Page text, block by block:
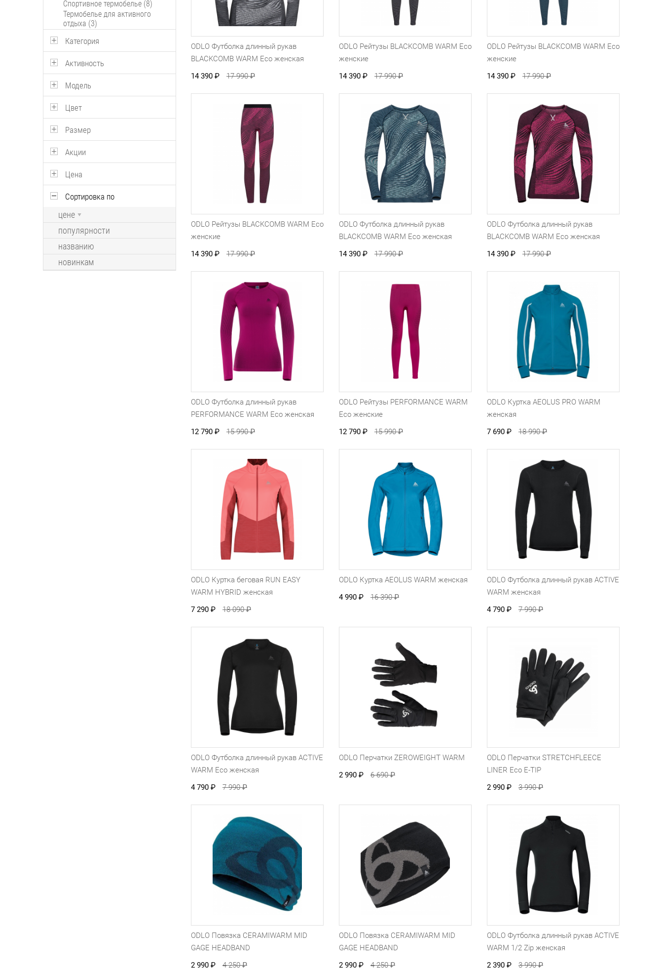
Спортивное термобелье (8)
Термобелье для активного
отдыха (3)
Категория
Активность
Модель
Цвет
Размер
Акции
Цена
Сортировка по
цене
популярности
названию
новинкам
ODLO Футболка длинный рукав
BLACKCOMB WARM Eco женская
14 390 ₽ 17 990₽
ODLO Рейтузы BLACKCOMB WARM Eco
женские
14 390 ₽ 17 990₽
ODLO Рейтузы BLACKCOMB WARM Eco
женские
14 390 ₽ 17 990₽
ODLO Рейтузы BLACKCOMB WARM Eco
женские
14 390 ₽ 17 990₽
ODLO Футболка длинный рукав
BLACKCOMB WARM Eco женская
14 390 ₽ 17 990₽
ODLO Футболка длинный рукав
BLACKCOMB WARM Eco женская
14 390 ₽ 17 990₽
ODLO Футболка длинный рукав
PERFORMANCE WARM Eco женская
12 790 ₽ 15 990₽
ODLO Рейтузы PERFORMANCE WARM
Eco женские
12 790 ₽ 15 990₽
ODLO Куртка AEOLUS PRO WARM
женская
7 690 ₽ 18 990₽
ODLO Куртка беговая RUN EASY
WARM HYBRID женская
7 290 ₽ 18 090₽
ODLO Куртка AEOLUS WARM женская
4 990 ₽ 16 390₽
ODLO Футболка длинный рукав ACTIVE
WARM женская
4 790 ₽ 7 990₽
ODLO Футболка длинный рукав ACTIVE
WARM Eco женская
4 790 ₽ 7 990₽
ODLO Перчатки ZEROWEIGHT WARM
2 990 ₽ 6 690₽
ODLO Перчатки STRETCHFLEECE
LINER Eco E-TIP
2 990 ₽ 3 990₽
ODLO Повязка CERAMIWARM MID
GAGE HEADBAND
2 990 ₽ 4 250₽
ODLO Повязка CERAMIWARM MID
GAGE HEADBAND
2 990 ₽ 4 250₽
ODLO Футболка длинный рукав ACTIVE
WARM 1/2 Zip женская
2 390 ₽ 3 990₽